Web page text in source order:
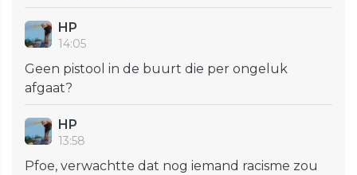
HP
14:05
Geen pistool in de buurt die per ongeluk
afgaat?
HP
13:58
Pfoe, verwachtte dat nog iemand racisme zou